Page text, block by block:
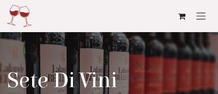
Overslaan naar inhoud
Sete Di Vini